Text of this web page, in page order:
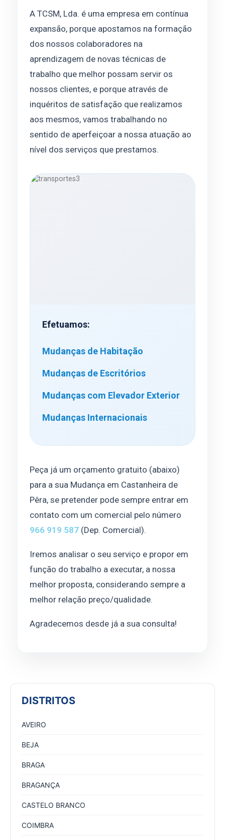
A TCSM, Lda. é uma empresa em contínua
expansão, porque apostamos na formação
dos nossos colaboradores na
aprendizagem de novas técnicas de
trabalho que melhor possam servir os
nossos clientes, e porque através de
inquéritos de satisfação que realizamos
aos mesmos, vamos trabalhando no
sentido de aperfeiçoar a nossa atuação ao
nível dos serviços que prestamos.
Efetuamos:
Mudanças de Habitação
Mudanças de Escritórios
Mudanças com Elevador Exterior
Mudanças Internacionais
Peça já um orçamento gratuito (abaixo)
para a sua Mudança em Castanheira de
Pêra, se pretender pode sempre entrar em
contato com um comercial pelo número
966 919 587 (Dep. Comercial).
Iremos analisar o seu serviço e propor em
função do trabalho a executar, a nossa
melhor proposta, considerando sempre a
melhor relação preço/qualidade.
Agradecemos desde já a sua consulta!
DISTRITOS
AVEIRO
BEJA
BRAGA
BRAGANÇA
CASTELO BRANCO
COIMBRA